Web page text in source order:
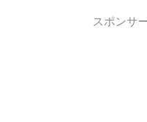
スポンサ